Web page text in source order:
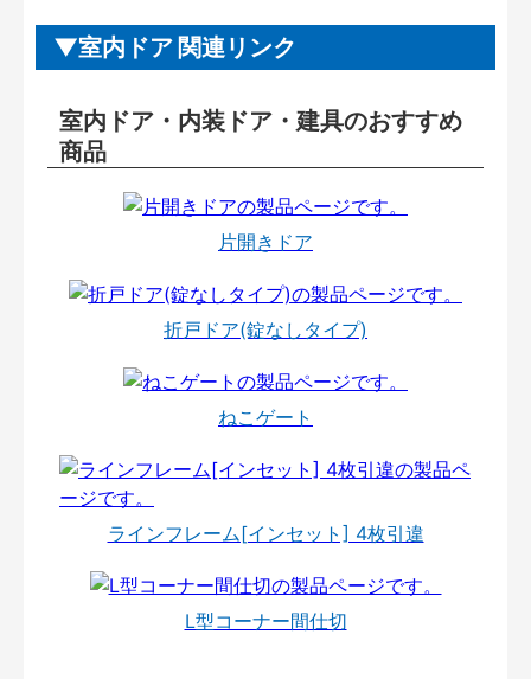
室内ドア 関連リンク
室内ドア・内装ドア・建具のおすすめ
商品
片開きドア
折戸ドア(錠なしタイプ)
ねこゲート
ラインフレーム[インセット] 4枚引違
L型コーナー間仕切